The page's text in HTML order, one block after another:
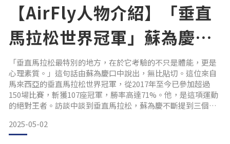
【AirFly人物介紹】「垂直
馬拉松世界冠軍」蘇為慶：
沒有終點的旅程！分享5大
訓練技巧
「垂直馬拉松最特別的地方，在於它考驗的不只是體能，更是
心理素質。」這句話由蘇為慶口中說出，無比貼切。這位來自
馬來西亞的垂直馬拉松世界冠軍，從2017年至今已參加超過
150場比賽，斬獲107座冠軍，勝率高達71%。他，是這項運動
的絕對王者。訪談中談到垂直馬拉松，蘇為慶不斷提到三個關
拉松的獨特魅力在垂直馬拉松比賽中，選手需依序出發，無法
即時掌握自己的排名，只能專注於節奏與呼吸。蘇為慶分享：
2025-05-02